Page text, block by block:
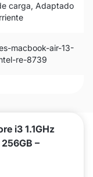
i3 1.1GHz
–
carga, Adaptado
macbook-air-13-
re-8739